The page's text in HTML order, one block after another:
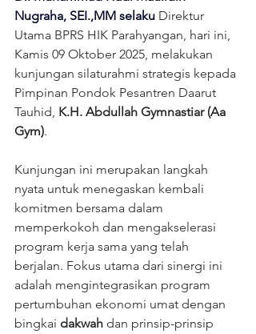
Nugraha, SEI.,MM selaku Direktur
Utama BPRS HIK Parahyangan, hari ini,
Kamis 09 Oktober 2025, melakukan
kunjungan silaturahmi strategis kepada
Pimpinan Pondok Pesantren Daarut
Tauhid, K.H. Abdullah Gymnastiar (Aa
Gym).
Kunjungan ini merupakan langkah
nyata untuk menegaskan kembali
komitmen bersama dalam
memperkokoh dan mengakselerasi
program kerja sama yang telah
berjalan. Fokus utama dari sinergi ini
adalah mengintegrasikan program
pertumbuhan ekonomi umat dengan
bingkai dakwah dan prinsip-prinsip